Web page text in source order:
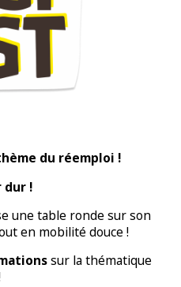
du réemploi !
dur !
une table ronde sur son
en mobilité douce !
sur la thématique